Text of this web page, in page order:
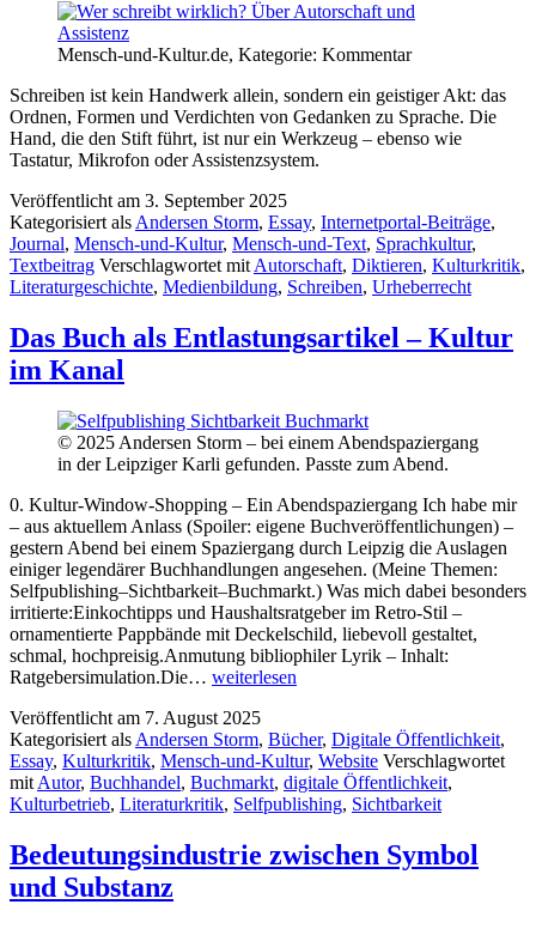
Mensch-und-Kultur.de, Kategorie: Kommentar
Schreiben ist kein Handwerk allein, sondern ein geistiger Akt: das
Ordnen, Formen und Verdichten von Gedanken zu Sprache. Die
Hand, die den Stift führt, ist nur ein Werkzeug – ebenso wie
Tastatur, Mikrofon oder Assistenzsystem.
Veröffentlicht am 3. September 2025
Kategorisiert als Andersen Storm, Essay, Internetportal-Beiträge,
Journal, Mensch-und-Kultur, Mensch-und-Text, Sprachkultur,
Textbeitrag Verschlagwortet mit Autorschaft, Diktieren, Kulturkritik,
Literaturgeschichte, Medienbildung, Schreiben, Urheberrecht
Das Buch als Entlastungsartikel – Kultur
im Kanal
© 2025 Andersen Storm – bei einem Abendspaziergang
in der Leipziger Karli gefunden. Passte zum Abend.
0. Kultur-Window-Shopping – Ein Abendspaziergang Ich habe mir
– aus aktuellem Anlass (Spoiler: eigene Buchveröffentlichungen) –
gestern Abend bei einem Spaziergang durch Leipzig die Auslagen
einiger legendärer Buchhandlungen angesehen. (Meine Themen:
Selfpublishing–Sichtbarkeit–Buchmarkt.) Was mich dabei besonders
irritierte:Einkochtipps und Haushaltsratgeber im Retro-Stil –
ornamentierte Pappbände mit Deckelschild, liebevoll gestaltet,
schmal, hochpreisig.Anmutung bibliophiler Lyrik – Inhalt:
Ratgebersimulation.Die… Das
als
Entlastungsartikel
–
Kultur
im
weiterlesen
Veröffentlicht am 7. August 2025
Kategorisiert als Andersen Storm, Bücher, Digitale Öffentlichkeit,
Essay, Kulturkritik, Mensch-und-Kultur, Website Verschlagwortet
mit Autor, Buchhandel, Buchmarkt, digitale Öffentlichkeit,
Kulturbetrieb, Literaturkritik, Selfpublishing, Sichtbarkeit
Bedeutungsindustrie zwischen Symbol
und Substanz